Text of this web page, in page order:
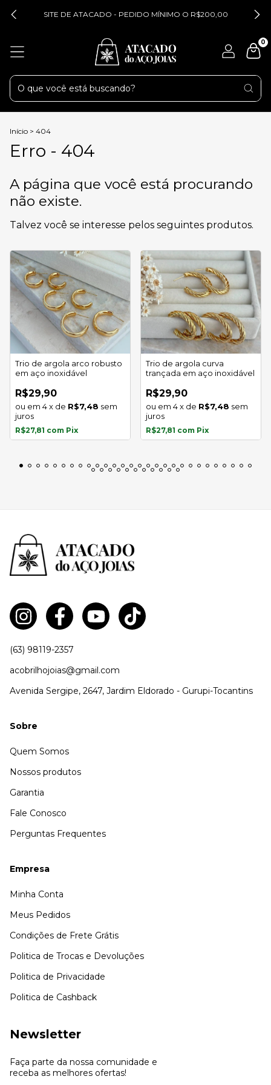
SITE DE ATACADO - PEDIDO MÍNIMO O R$200,00
0
Início > 404
Erro - 404
A página que você está procurando
não existe.
Talvez você se interesse pelos seguintes produtos.
Trio de argola arco robusto
em aço inoxidável
R$29,90
4x de R$7,48 sem
juros
R$27,81 com Pix
Trio de argola curva
trançada em aço inoxidável
R$29,90
4x de R$7,48 sem
juros
R$27,81 com Pix
(63) 98119-2357
acobrilhojoias@gmail.com
Avenida Sergipe, 2647, Jardim Eldorado - Gurupi-Tocantins
Sobre
Quem Somos
Nossos produtos
Garantia
Fale Conosco
Perguntas Frequentes
Empresa
Minha Conta
Meus Pedidos
Condições de Frete Grátis
Politica de Trocas e Devoluções
Politica de Privacidade
Politica de Cashback
Newsletter
Faça parte da nossa comunidade e
receba as melhores ofertas!